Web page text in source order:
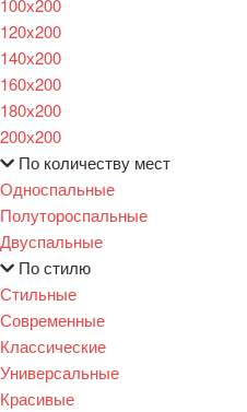
100х200
120x200
140х200
160х200
180х200
200х200
По количеству мест
Односпальные
Полутороспальные
Двуспальные
По стилю
Стильные
Современные
Классические
Универсальные
Красивые